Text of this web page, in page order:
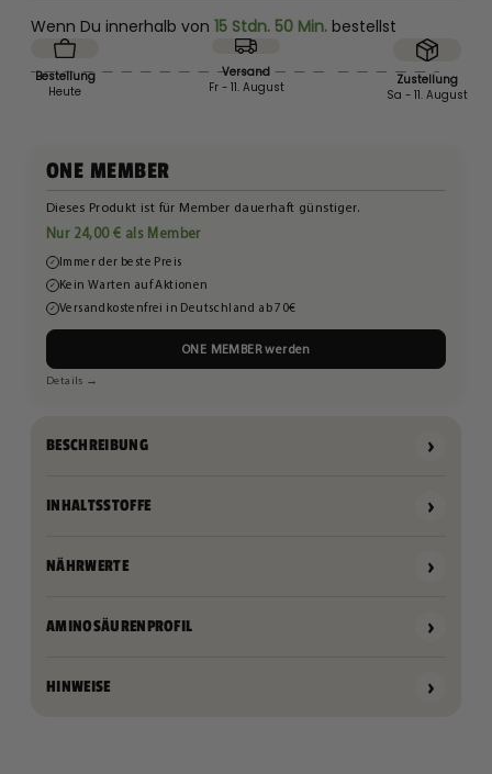
Wenn Du innerhalb von 15 Stdn. 50 Min. bestellst
Bestellung
Heute
Versand
Fr - 11. August
Zustellung
Sa - 11. August
ONE MEMBER
Dieses Produkt ist für Member dauerhaft günstiger.
Nur 24,00 € als Member
✓ Immer der beste Preis
✓ Kein Warten auf Aktionen
✓ Versandkostenfrei in Deutschland ab 70€
ONE MEMBER werden
Details →
BESCHREIBUNG ›
INHALTSSTOFFE ›
NÄHRWERTE ›
AMINOSÄURENPROFIL ›
HINWEISE ›